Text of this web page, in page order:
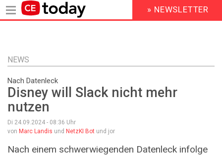
Inhalt
HEADER
MENU
» NEWSLETTER
NEWS
Nach Datenleck
Disney will Slack nicht mehr
nutzen
Di 24.09.2024 - 08:36 Uhr
von Marc Landis und NetzKI Bot und jor
Nach einem schwerwiegenden Datenleck infolge